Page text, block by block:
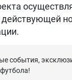
действующей
события,